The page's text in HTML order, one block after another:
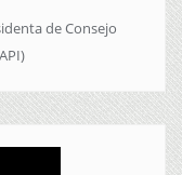
de Consejo